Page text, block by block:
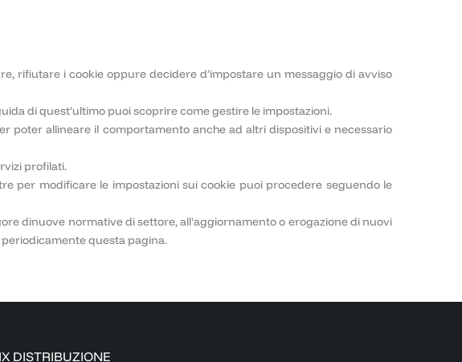
rifiutare i cookie oppure decidere d’impostare un messaggio di avviso
di quest’ultimo puoi scoprire come gestire le impostazioni.
poter allineare il comportamento anche ad altri dispositivi e necessario
profilati.
per modificare le impostazioni sui cookie puoi procedere seguendo le
dinuove normative di settore, all'aggiornamento o erogazione di nuovi
questa pagina.
DISTRIBUZIONE